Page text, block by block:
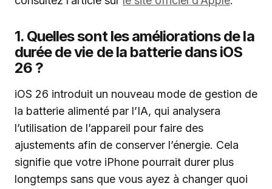
1. Quelles sont les améliorations de la
durée de vie de la batterie dans iOS
26 ?
iOS 26 introduit un nouveau mode de gestion de
la batterie alimenté par l’IA, qui analysera
l’utilisation de l’appareil pour faire des
ajustements afin de conserver l’énergie. Cela
signifie que votre iPhone pourrait durer plus
longtemps sans que vous ayez à changer quoi